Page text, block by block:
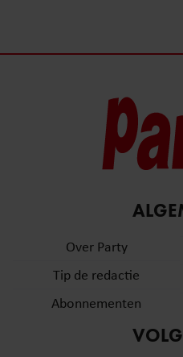
Over Party
Tip de redactie
Abonnementen